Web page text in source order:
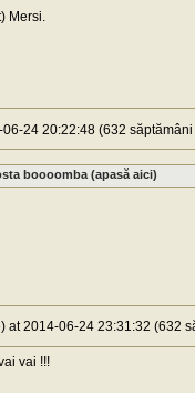
Mersi.
06-24 20:22:48 (632
boooomba (apasă aici)
) at 2014-06-24 23:31:32 (632
vai !!!